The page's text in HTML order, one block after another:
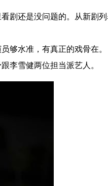
剧还是没问题的。从新剧
水准，有真正的戏骨在。
李雪健两位担当派艺人。